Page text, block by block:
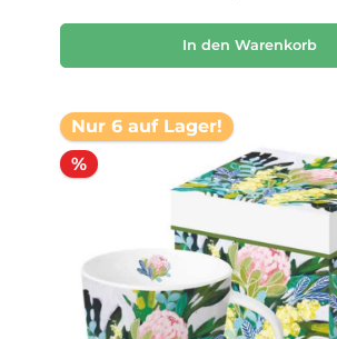
In den Warenkorb
Nur 6 auf Lager!
%